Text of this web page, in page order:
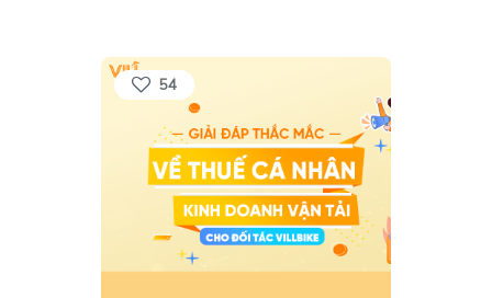
05/12/2020 (“NĐ 126”). VILL sẽ hướng dẫn
quý
[…] 54